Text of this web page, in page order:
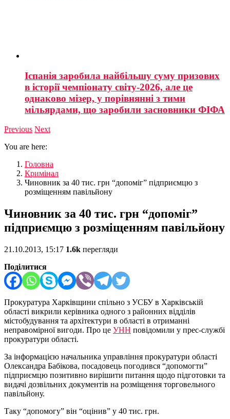
Іспанія заробила найбільшу суму призових
в історії чемпіонату світу-2026, але це
однаково мізер, у порівнянні з тими
мільярдами, що заробили засновники ФІФА
Previous Next
You are here:
Головна
Кримінал
Чиновник за 40 тис. грн “допоміг” підприємцю з
розміщенням павільйону
Чиновник за 40 тис. грн “допоміг”
підприємцю з розміщенням павільйону
21.10.2013, 15:17 1.6k перегляди
Поділитися
Прокуратура Харківщини спільно з УСБУ в Харківській
області викрили керівника одного з районних відділів
містобудування та архітектури в області в отриманні
неправомірної вигоди. Про це УНН повідомили у прес-службі
прокуратури області.
За інформацією начальника управління прокуратури області
Олександра Бабікова, посадовець погодився “допомогти”
підприємцю позитивно вирішити питання щодо підготовки та
видачі дозвільних документів на розміщення торговельного
павільйону.
Таку “допомогу” він “оцінив” у 40 тис. грн.